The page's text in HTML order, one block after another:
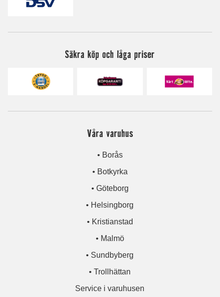
Säkra köp och låga priser
Våra varuhus
• Borås
• Botkyrka
• Göteborg
• Helsingborg
• Kristianstad
• Malmö
• Sundbyberg
• Trollhättan
Service i varuhusen